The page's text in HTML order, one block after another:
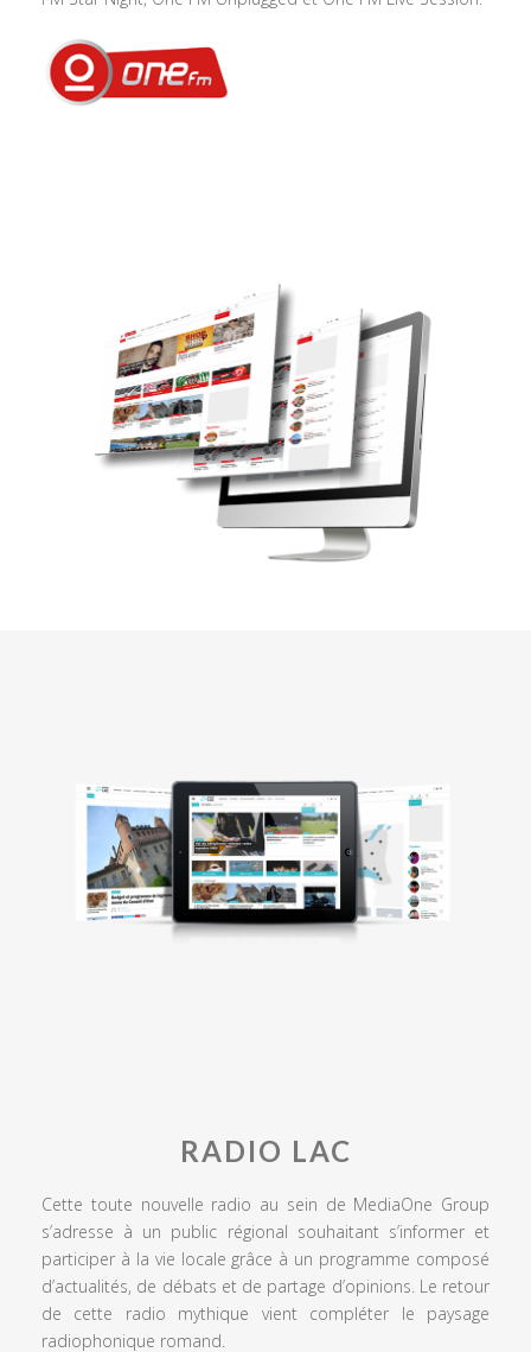
RADIO LAC
Cette toute nouvelle radio au sein de MediaOne Group
s’adresse à un public régional souhaitant s’informer et
participer à la vie locale grâce à un programme composé
d’actualités, de débats et de partage d’opinions. Le retour
de cette radio mythique vient compléter le paysage
radiophonique romand.